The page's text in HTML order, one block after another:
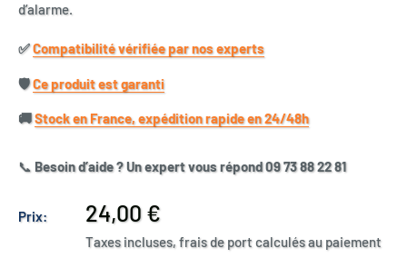
d’alarme.
✅​Compatibilité vérifiée par nos experts
🛡️​Ce produit est garanti
🚚​Stock en France, expédition rapide en 24/48h
📞 Besoin d’aide ? Un expert vous répond 09 73 88 22 81
Prix:
Prix
réduit
24,00 €
Taxes incluses, frais de port calculés au paiement